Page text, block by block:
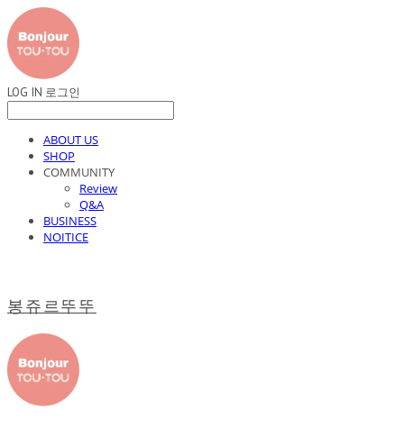
LOG IN 로그인
ABOUT US
SHOP
COMMUNITY
Review
Q&A
BUSINESS
NOITICE
봉쥬르뚜뚜